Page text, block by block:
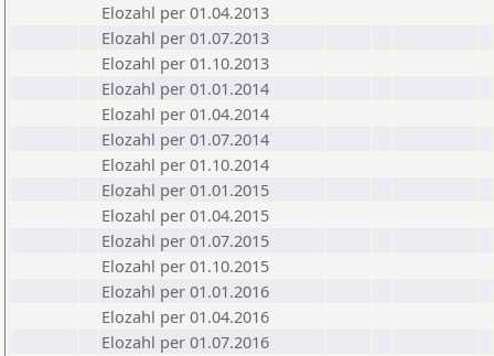
Elozahl per 01.04.2013
Elozahl per 01.07.2013
Elozahl per 01.10.2013
Elozahl per 01.01.2014
Elozahl per 01.04.2014
Elozahl per 01.07.2014
Elozahl per 01.10.2014
Elozahl per 01.01.2015
Elozahl per 01.04.2015
Elozahl per 01.07.2015
Elozahl per 01.10.2015
Elozahl per 01.01.2016
Elozahl per 01.04.2016
Elozahl per 01.07.2016